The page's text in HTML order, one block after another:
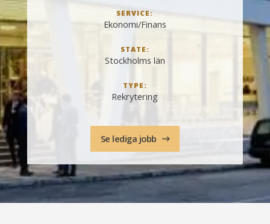
SERVICE:
Ekonomi/Finans
STATE:
Stockholms län
TYPE:
Rekrytering
Se lediga jobb